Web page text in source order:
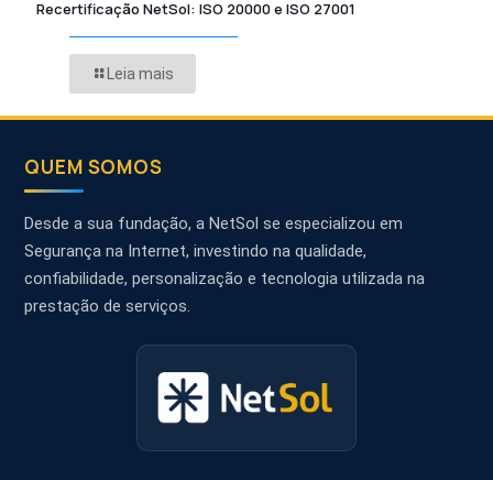
Recertificação NetSol: ISO 20000 e ISO 27001
Leia mais
QUEM SOMOS
Desde a sua fundação, a NetSol se especializou em
Segurança na Internet, investindo na qualidade,
confiabilidade, personalização e tecnologia utilizada na
prestação de serviços.